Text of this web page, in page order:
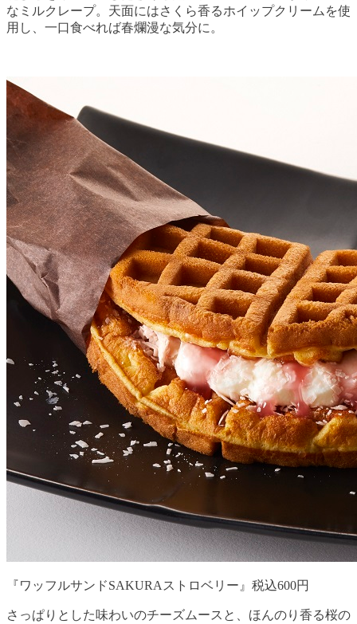
なミルクレープ。天面にはさくら香るホイップクリームを使
用し、一口食べれば春爛漫な気分に。
『ワッフルサンドSAKURAストロベリー』税込600円
さっぱりとした味わいのチーズムースと、ほんのり香る桜の